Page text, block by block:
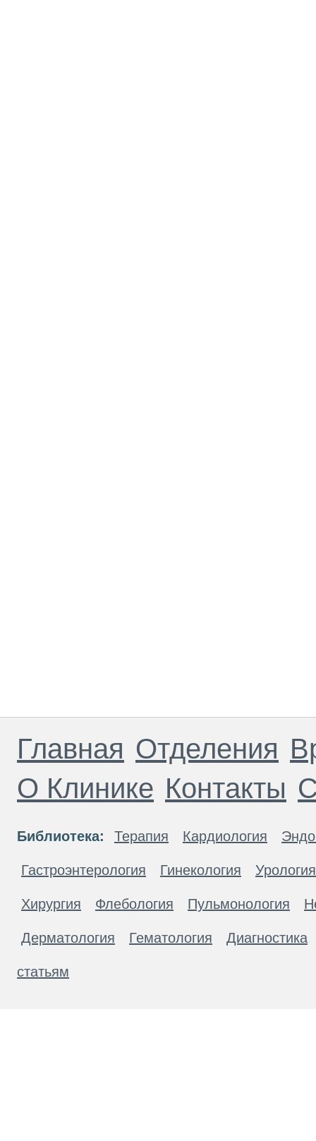
Главная Отделения
О Клинике Контакты
Библиотека: Терапия Кардиология
Гастроэнтерология Гинекология Урология
Хирургия Флебология Пульмонология
Дерматология Гематология Диагностика
статьям